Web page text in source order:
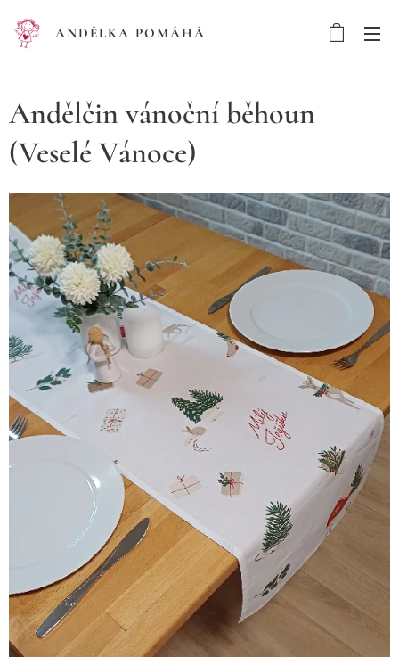
ANDĚLKA POMÁHÁ
Andělčin vánoční běhoun
(Veselé Vánoce)